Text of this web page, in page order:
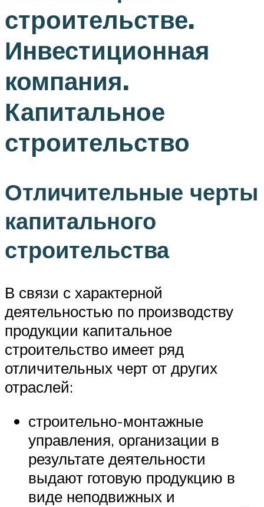
строительстве.
Инвестиционная
компания.
Капитальное
строительство
Отличительные черты
капитального
строительства
В связи с характерной
деятельностью по производству
продукции капитальное
строительство имеет ряд
отличительных черт от других
отраслей:
строительно-монтажные
управления, организации в
результате деятельности
выдают готовую продукцию в
виде неподвижных и